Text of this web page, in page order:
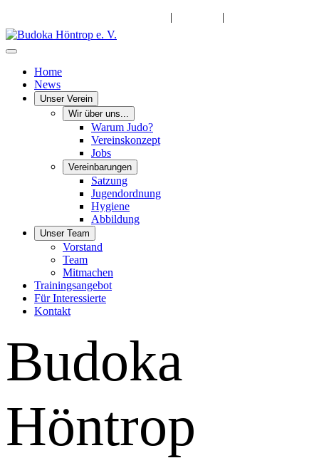
| |
Home
News
Unser Verein
Wir über uns...
Warum Judo?
Vereinskonzept
Jobs
Vereinbarungen
Satzung
Jugendordnung
Hygiene
Abbildung
Unser Team
Vorstand
Team
Mitmachen
Trainingsangebot
Für Interessierte
Kontakt
Budoka
Höntrop